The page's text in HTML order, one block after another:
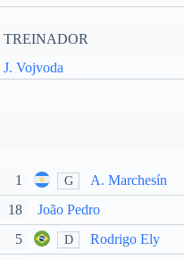
TREINADOR
J. Vojvoda
1 G A. Marchesín
18 João Pedro
5 D Rodrigo Ely